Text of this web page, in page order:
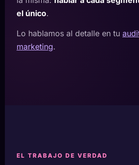
el único.
Lo hablamos al detalle en tu
marketing.
EL TRABAJO DE VERDAD